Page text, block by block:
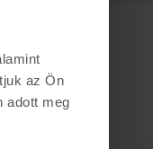
az Ön
adott meg